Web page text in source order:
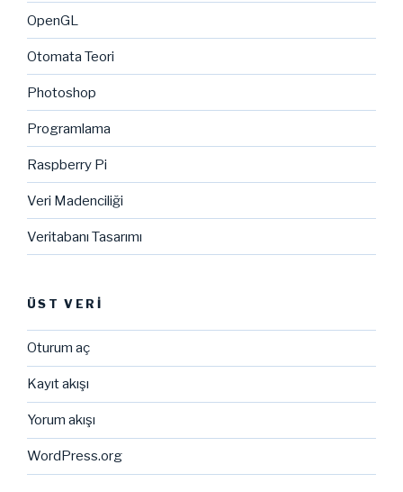
OpenGL
Otomata Teori
Photoshop
Programlama
Raspberry Pi
Veri Madenciliği
Veritabanı Tasarımı
ÜST VERI
Oturum aç
Kayıt akışı
Yorum akışı
WordPress.org